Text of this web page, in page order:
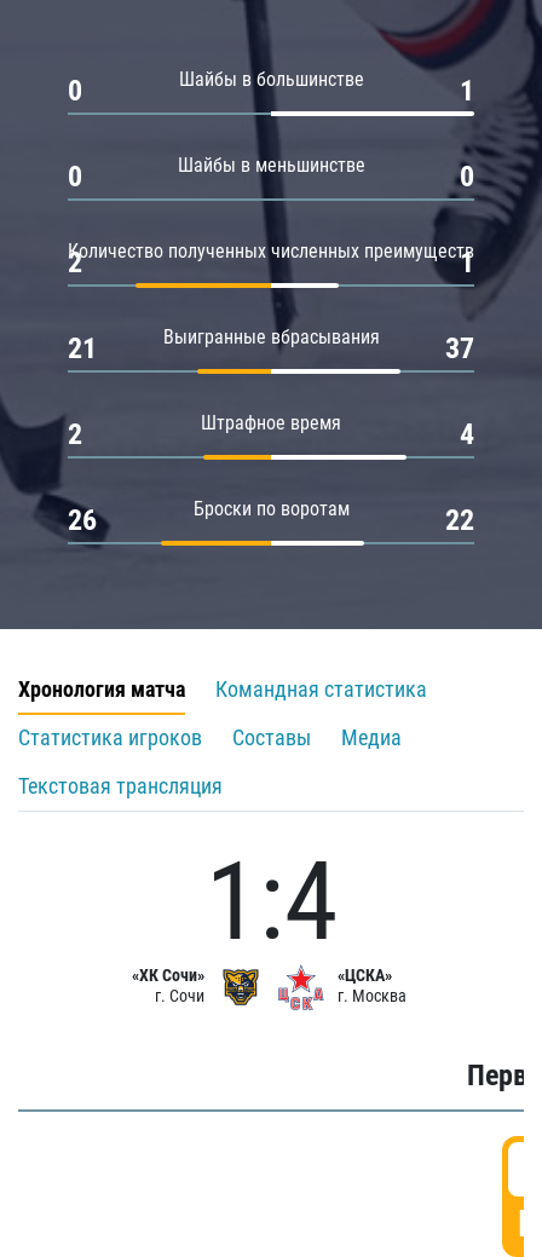
Шайбы в большинстве
0 1
Шайбы в меньшинстве
0 0
Количество полученных численных преимуществ
2 1
Выигранные вбрасывания
21 37
Штрафное время
2 4
Броски по воротам
26 22
Хронология матча
Командная статистика
Статистика игроков
Составы
Медиа
Текстовая трансляция
«ХК Сочи»
г. Сочи
1:4
«ЦСКА»
г. Москва